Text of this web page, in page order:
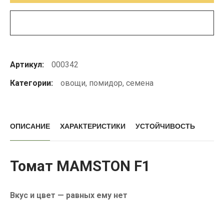
Артикул:
000342
Категории:
овощи, помидор, семена
ОПИСАНИЕ ХАРАКТЕРИСТИКИ УСТОЙЧИВОСТЬ
Томат MAMSTON F1
Вкус и цвет — равных ему нет